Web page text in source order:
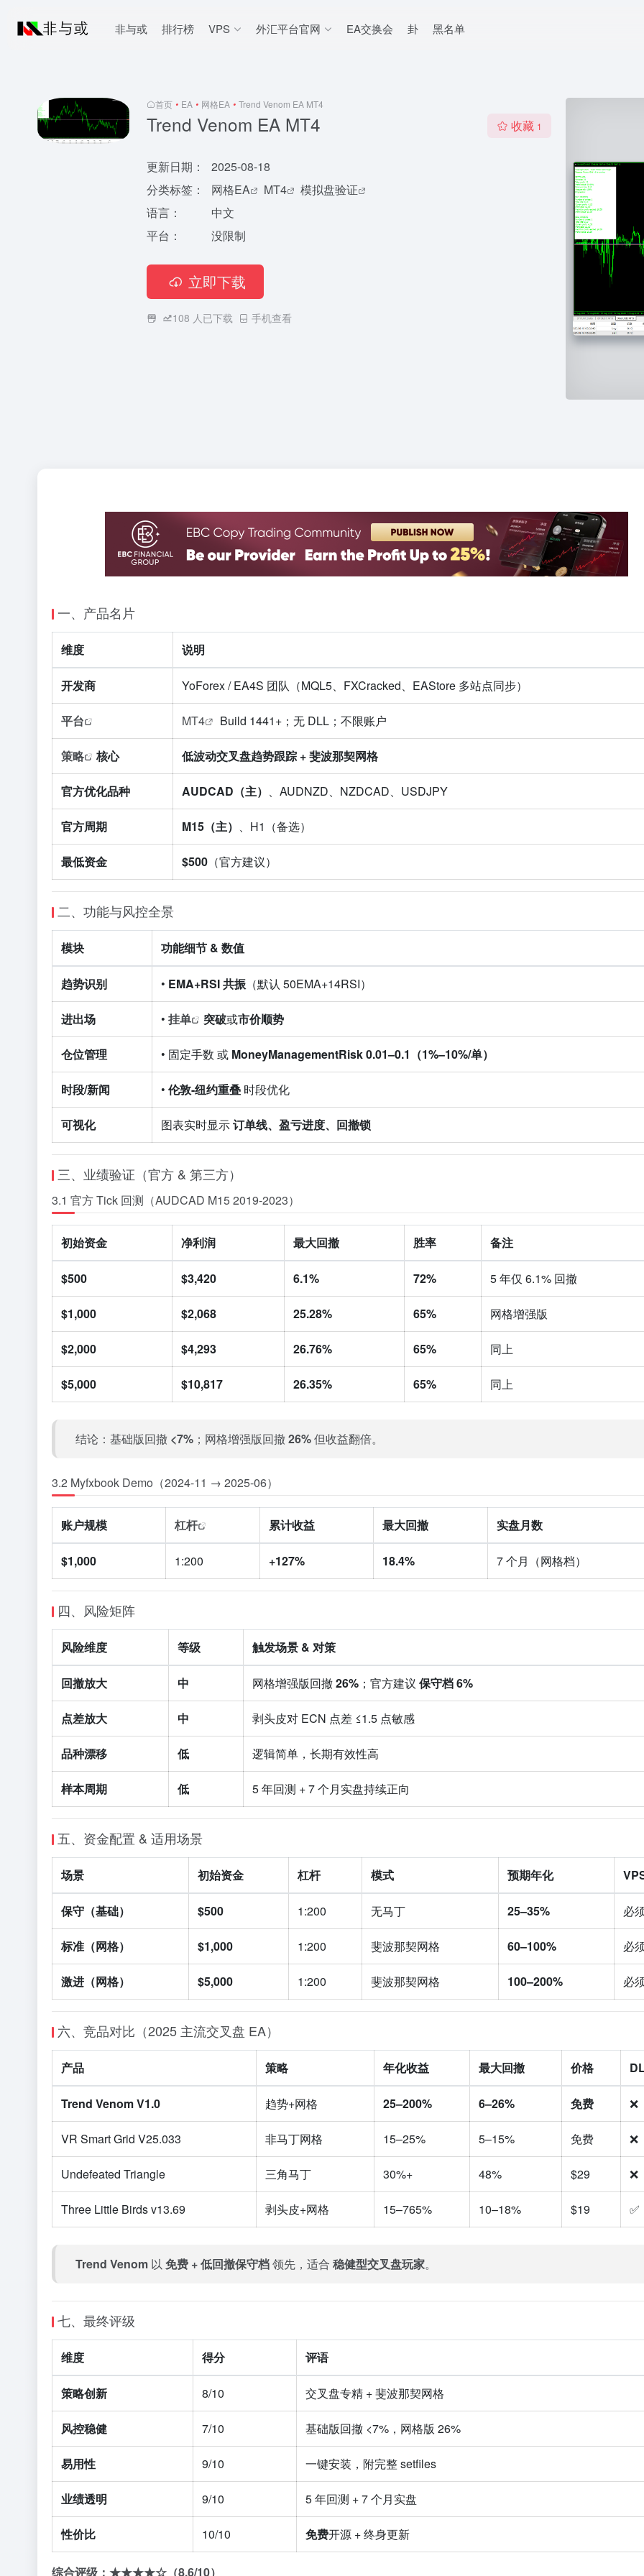
非与或 排行榜 VPS 外汇平台官网 EA交换会 卦 黑名单
首页 • EA • 网格EA • Trend Venom EA MT4
Trend Venom EA MT4 收藏 1
更新日期：
2025-08-18
分类标签：
网格EA MT4
模拟盘验证
语言：
中文
平台：
没限制
立即下载
108 人已下载 手机查看
一、产品名片
维度 说明
开发商 YoForex / EA4S 团队（MQL5、FXCracked、EAStore 多站点同步）
平台 MT4 Build 1441+；无 DLL；不限账户
策略 核心 低波动交叉盘趋势跟踪 + 斐波那契网格
官方优化品种 AUDCAD（主） 、AUDNZD、NZDCAD、USDJPY
官方周期 M15（主） 、H1（备选）
最低资金 $500 （官方建议）
二、功能与风控全景
模块 功能细节 & 数值
趋势识别 • EMA+RSI 共振 （默认 50EMA+14RSI）
进出场 • 挂单 突破或市价顺势
仓位管理 • 固定手数 或 MoneyManagementRisk 0.01–0.1（1%–10%/单）
时段/新闻 • 伦敦-纽约重叠 时段优化
可视化 图表实时显示订单线、盈亏进度、回撤锁
三、业绩验证（官方 & 第三方）
3.1 官方 Tick 回测（AUDCAD M15 2019-2023）
初始资金 净利润 最大回撤 胜率 备注
$500 $3,420 6.1% 72% 5 年仅 6.1% 回撤
$1,000 $2,068 25.28% 65% 网格增强版
$2,000 $4,293 26.76% 65% 同上
$5,000 $10,817 26.35% 65% 同上
结论：基础版回撤 <7% ；网格增强版回撤26%但收益翻倍。
3.2 Myfxbook Demo（2024-11 → 2025-06）
账户规模 杠杆 累计收益 最大回撤 实盘月数
$1,000 1:200 +127% 18.4% 7 个月（网格档）
四、风险矩阵
风险维度 等级 触发场景 & 对策
回撤放大 中 网格增强版回撤26% ；官方建议 保守档 6%
点差放大 中 剥头皮对 ECN 点差 ≤1.5 点敏感
品种漂移 低 逻辑简单，长期有效性高
样本周期 低 5 年回测 + 7 个月实盘持续正向
五、资金配置 & 适用场景
场景 初始资金 杠杆 模式 预期年化
保守（基础） $500 1:200 无马丁 25–35% 必
标准（网格） $1,000 1:200 斐波那契网格 60–100% 必
激进（网格） $5,000 1:200 斐波那契网格 100–200% 必
六、竞品对比（2025 主流交叉盘 EA）
产品 策略 年化收益 最大回撤 价格
Trend Venom V1.0 趋势+网格 25–200% 6–26% 免费 ❌
VR Smart Grid V25.033 非马丁网格 15–25% 5–15% 免费 ❌
Undefeated Triangle 三角马丁 30%+ 48% $29 ❌
Three Little Birds v13.69 剥头皮+网格 15–765% 10–18% $19 ✅
Trend Venom 以 免费 + 低回撤保守档领先，适合 稳健型交叉盘玩家。
七、最终评级
维度 得分 评语
策略创新 8/10 交叉盘专精 + 斐波那契网格
风控稳健 7/10 基础版回撤 <7%，网格版 26%
易用性 9/10 一键安装，附完整 setfiles
业绩透明 9/10 5 年回测 + 7 个月实盘
性价比 10/10 免费开源 + 终身更新
综合评级：★★★★☆（8.6/10）